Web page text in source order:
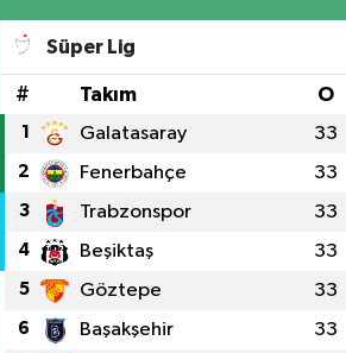
Süper Lig
# Takım O
1 Galatasaray 33
2 Fenerbahçe 33
3 Trabzonspor 33
4 Beşiktaş 33
5 Göztepe 33
6 Başakşehir 33